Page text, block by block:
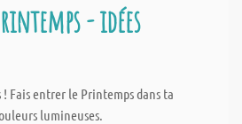
- idées
Fais entrer le Printemps dans ta
lumineuses.